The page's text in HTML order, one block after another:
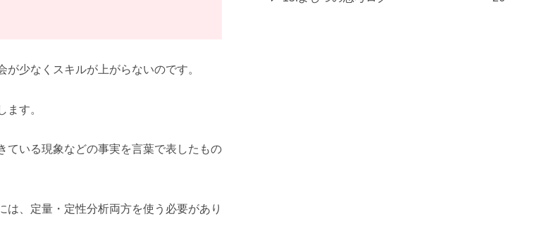
少なくスキルが上がらないのです。
す。
ている現象などの事実を言葉で表したもの
、定量・定性分析両方を使う必要があり